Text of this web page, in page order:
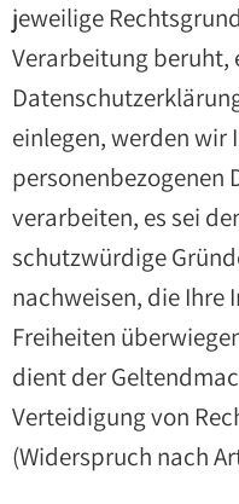
jeweilige
Verarbeitung beruht,
einlegen, werden wir
personenbezogenen
verarbeiten, es sei
schutzwürdige
nachweisen, die Ihre
Freiheiten
dient der
Verteidigung von
(Widerspruch nach